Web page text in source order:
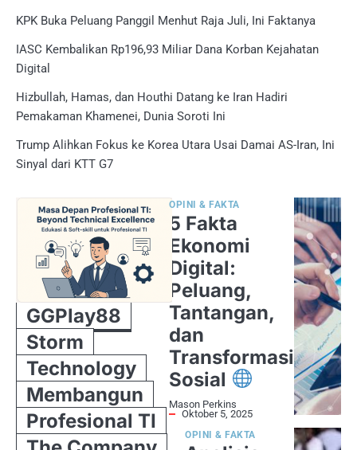
KPK Buka Peluang Panggil Menhut Raja Juli, Ini Faktanya
IASC Kembalikan Rp196,93 Miliar Dana Korban Kejahatan
Digital
Hizbullah, Hamas, dan Houthi Datang ke Iran Hadiri
Pemakaman Khamenei, Dunia Soroti Ini
Trump Alihkan Fokus ke Korea Utara Usai Damai AS-Iran, Ini
Sinyal dari KTT G7
GGPlay88
Storm
Technology
Membangun
Profesional TI
5 Fakta
Ekonomi
Digital:
Peluang,
Tantangan,
dan
Transformasi
Sosial
OPINI & FAKTA
Mason Perkins
Oktober 5, 2025
OPINI & FAKTA